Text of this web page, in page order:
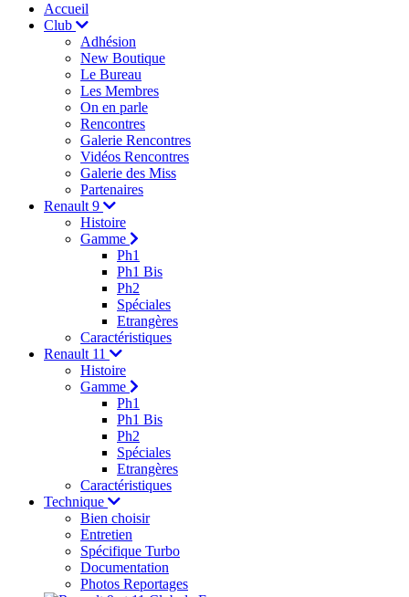
Accueil
Club
Adhésion
New Boutique
Le Bureau
Les Membres
On en parle
Rencontres
Galerie Rencontres
Vidéos Rencontres
Galerie des Miss
Partenaires
Renault 9
Histoire
Gamme
Ph1
Ph1 Bis
Ph2
Spéciales
Etrangères
Caractéristiques
Renault 11
Histoire
Gamme
Ph1
Ph1 Bis
Ph2
Spéciales
Etrangères
Caractéristiques
Technique
Bien choisir
Entretien
Spécifique Turbo
Documentation
Photos Reportages